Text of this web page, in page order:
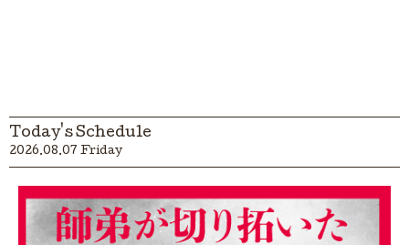
Today's Schedule
2026.08.07 Friday